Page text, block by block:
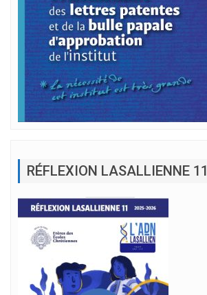
RÉFLEXION LASALLIENNE 11